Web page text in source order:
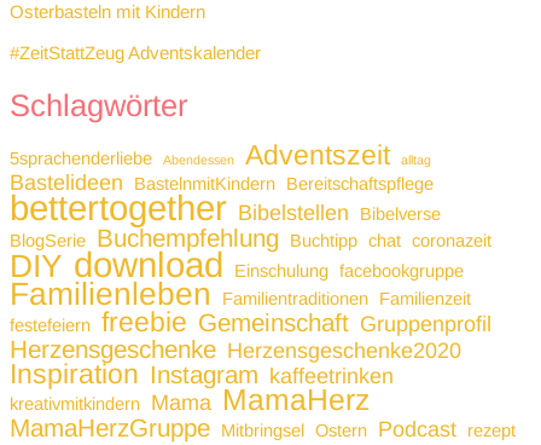
Osterbasteln mit Kindern
#ZeitStattZeug Adventskalender
Schlagwörter
5sprachenderliebe Abendessen Adventszeit alltag
Bastelideen BastelnmitKindern Bereitschaftspflege
bettertogether Bibelstellen
Bibelverse
BlogSerie
Buchempfehlung Buchtipp chat coronazeit
DIY download Einschulung facebookgruppe
Familienleben Familientraditionen
Familienzeit
festefeiern freebie Gemeinschaft Gruppenprofil
Herzensgeschenke Herzensgeschenke2020
Inspiration Instagram kaffeetrinken
kreativmitkindern Mama MamaHerz
MamaHerzGruppe Mitbringsel Ostern Podcast rezept